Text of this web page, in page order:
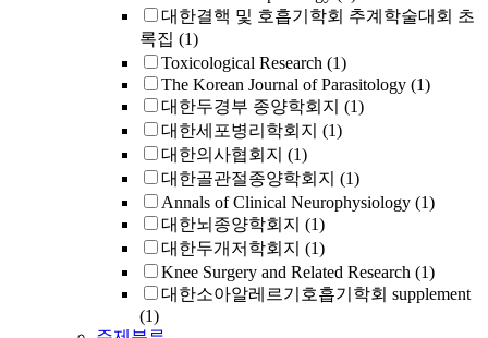
대한결핵 및 호흡기학회 추계학술대회 초
록집 (1)
Toxicological Research (1)
The Korean Journal of Parasitology (1)
대한두경부 종양학회지 (1)
대한세포병리학회지 (1)
대한의사협회지 (1)
대한골관절종양학회지 (1)
Annals of Clinical Neurophysiology (1)
대한뇌종양학회지 (1)
대한두개저학회지 (1)
Knee Surgery and Related Research (1)
대한소아알레르기호흡기학회 supplement
(1)